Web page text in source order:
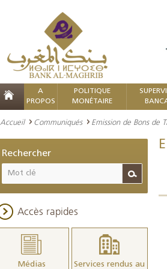
A
PROPOS
POLITIQUE
MONÉTAIRE
Accueil Communiqués Emission de Bons de
Rechercher
Accès rapides
Médias
Services rendus au